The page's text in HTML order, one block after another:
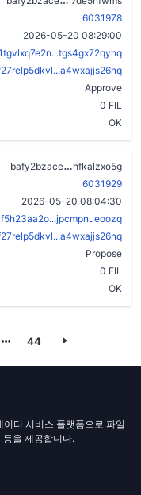
6031978
2026-05-20 08:29:00
Approve
0 FIL
OK
bafy2bzace
hfkalzxo5g
6031929
2026-05-20 08:04:30
Propose
0 FIL
OK
44
터 서비스 플랫폼으로 파일
등을 제공합니다.